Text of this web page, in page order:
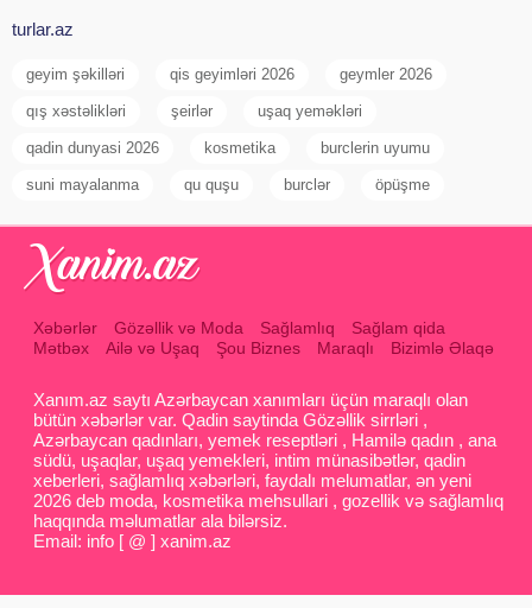
turlar.az
geyim şəkilləri qis geyimləri 2026 geymler 2026
qış xəstəlikləri şeirlər uşaq yeməkləri
qadin dunyasi 2026 kosmetika burclerin uyumu
suni mayalanma qu quşu burclər öpüşme
Xəbərlər Gözəllik və Moda Sağlamlıq
Sağlam qida
Mətbəx
Ailə və Uşaq Şou Biznes Maraqlı Bizimlə Əlaqə
Xanım.az saytı Azərbaycan xanımları üçün maraqlı olan
bütün xəbərlər var. Qadin saytinda Gözəllik sirrləri ,
Azərbaycan qadınları, yemek reseptləri , Hamilə qadın , ana
südü, uşaqlar, uşaq yemekleri, intim münasibətlər, qadin
xeberleri, sağlamlıq xəbərləri, faydalı melumatlar, ən yeni
2026 deb moda, kosmetika mehsullari , gozellik və sağlamlıq
haqqında məlumatlar ala bilərsiz.
Email: info [ @ ] xanim.az